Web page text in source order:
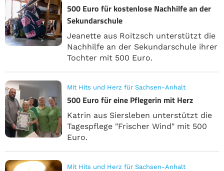
500 Euro für kostenlose Nachhilfe an der
Sekundarschule
Jeanette aus Roitzsch unterstützt die
Nachhilfe an der Sekundarschule ihrer
Tochter mit 500 Euro.
Mit Hits und Herz für Sachsen-Anhalt
500 Euro für eine Pflegerin mit Herz
Katrin aus Siersleben unterstützt die
Tagespflege "Frischer Wind" mit 500
Euro.
Mit Hits und Herz für Sachsen-Anhalt